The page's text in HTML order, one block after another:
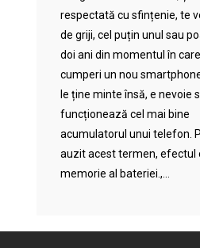
respectată cu sfințenie, te
de griji, cel puțin unul sau
doi ani din momentul în
cumperi un nou
le ține minte însă, e nevoie
funcționează cel mai bine
acumulatorul unui telefon.
auzit acest termen, efectul
memorie al bateriei.,...